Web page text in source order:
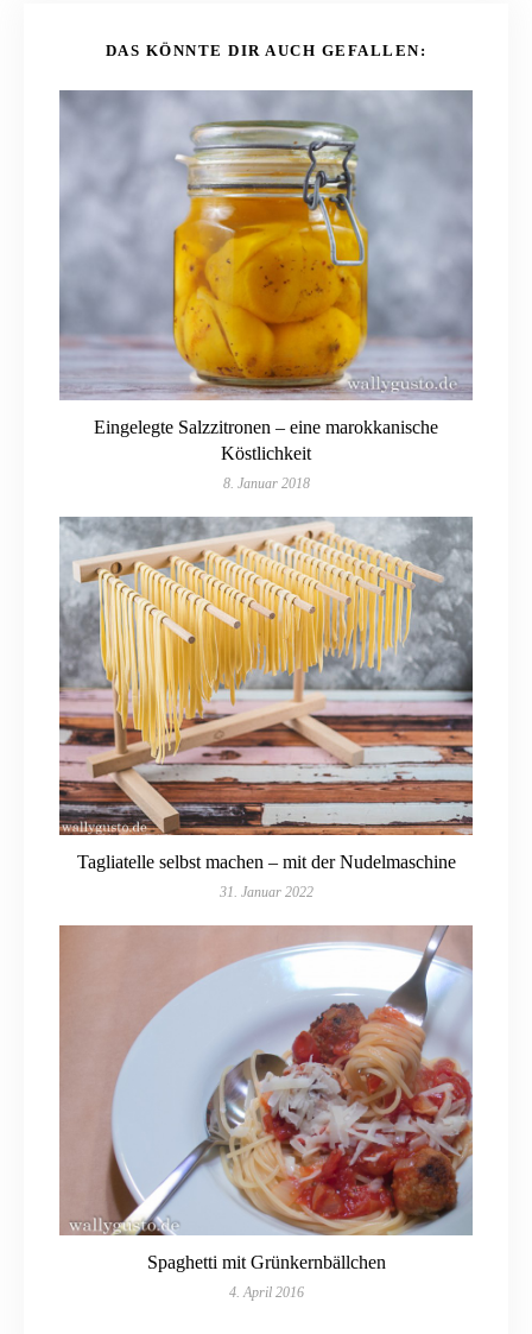
DAS KÖNNTE DIR AUCH GEFALLEN:
Eingelegte Salzzitronen – eine marokkanische
Köstlichkeit
8. Januar 2018
Tagliatelle selbst machen – mit der Nudelmaschine
31. Januar 2022
Spaghetti mit Grünkernbällchen
4. April 2016